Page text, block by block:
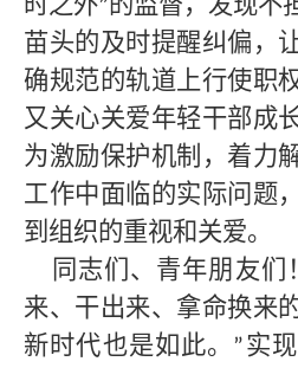
”
苗头的及时提醒纠偏，
确规范的轨道上行使职
又关心关爱年轻干部成
为激励保护机制，着力
工作中面临的实际问题
到组织的重视和关爱。
同志们、青年朋友们！
来、干出来、拿命换来
新时代也是如此。
”实